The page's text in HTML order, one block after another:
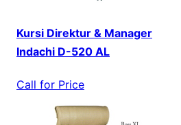
Kursi Direktur & Manager
Indachi D-520 AL
Call for Price